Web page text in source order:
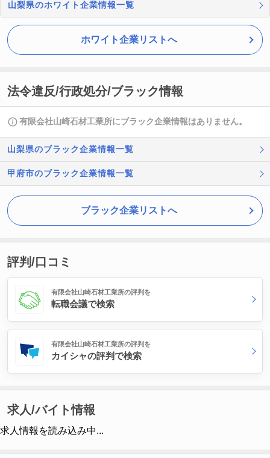
山梨県のホワイト企業情報一覧
ホワイト企業リストへ
法令違反/行政処分/ブラック情報
有限会社山崎石材工業所にブラック企業情報はありません。
山梨県のブラック企業情報一覧
甲府市のブラック企業情報一覧
ブラック企業リストへ
評判/口コミ
有限会社山崎石材工業所の評判を
転職会議で検索
有限会社山崎石材工業所の評判を
カイシャの評判で検索
求人/バイト情報
求人情報を読み込み中...